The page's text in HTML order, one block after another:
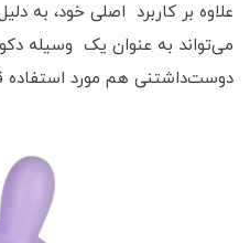
علاوه بر کاربرد اصلی خود، به
می‌تواند به عنوان یک وسیله
دوست‌داشتنی هم مورد استفاده